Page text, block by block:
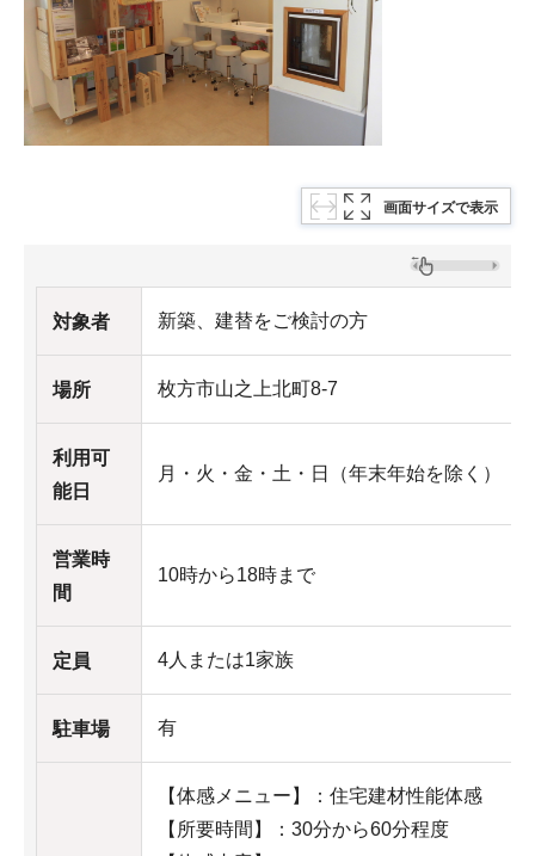
画面サイズで表示
対象者 新築、建替をご検討の方
場所 枚方市山之上北町8-7
利用可
能日
月・火・金・土・日（年末年始を除く）
営業時
間
10時から18時まで
定員 4人または1家族
駐車場 有
【体感メニュー】：住宅建材性能体感
【所要時間】：30分から60分程度